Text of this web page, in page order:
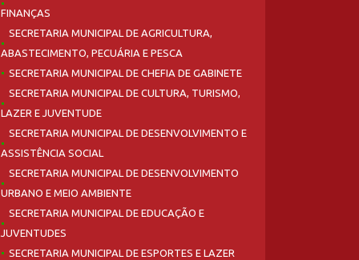
FINANÇAS
SECRETARIA MUNICIPAL DE AGRICULTURA,
ABASTECIMENTO, PECUÁRIA E PESCA
SECRETARIA MUNICIPAL DE CHEFIA DE GABINETE
SECRETARIA MUNICIPAL DE CULTURA, TURISMO,
LAZER E JUVENTUDE
SECRETARIA MUNICIPAL DE DESENVOLVIMENTO E
ASSISTÊNCIA SOCIAL
SECRETARIA MUNICIPAL DE DESENVOLVIMENTO
URBANO E MEIO AMBIENTE
SECRETARIA MUNICIPAL DE EDUCAÇÃO E
JUVENTUDES
SECRETARIA MUNICIPAL DE ESPORTES E LAZER